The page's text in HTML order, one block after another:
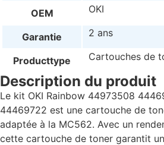
OEM OKI
Garantie 2 ans
Producttype Cartouches de
Description du produit
Le kit OKI Rainbow 44973508
44469722 est une cartouche de
adaptée à la MC562. Avec un
cette cartouche de toner garantit